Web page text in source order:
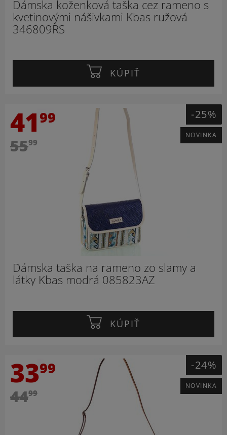
Dámska koženková taška cez rameno s
kvetinovými nášivkami Kbas ružová
346809RS
KÚPIŤ
4199
5599
-25%
NOVINKA
Dámska taška na rameno zo slamy a
látky Kbas modrá 085823AZ
KÚPIŤ
3399
4499
-24%
NOVINKA